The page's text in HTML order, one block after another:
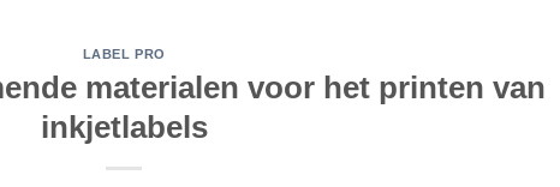
LABEL PRO
materialen voor het printen van
inkjetlabels